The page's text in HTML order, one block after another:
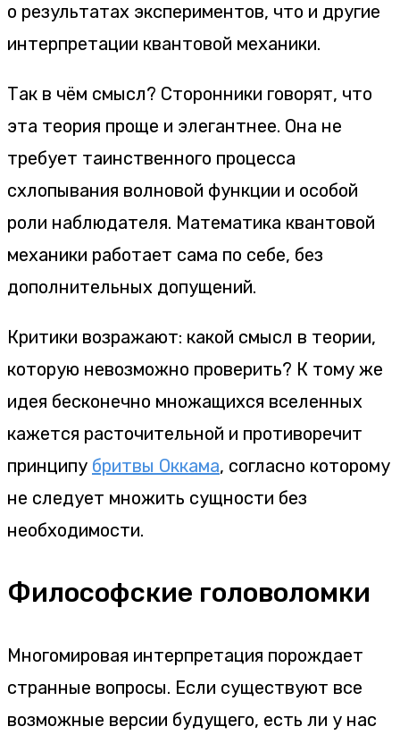
о результатах экспериментов, что и другие
интерпретации квантовой механики.
Так в чём смысл? Сторонники говорят, что
эта теория проще и элегантнее. Она не
требует таинственного процесса
схлопывания волновой функции и особой
роли наблюдателя. Математика квантовой
механики работает сама по себе, без
дополнительных допущений.
Критики возражают: какой смысл в теории,
которую невозможно проверить? К тому же
идея бесконечно множащихся вселенных
кажется расточительной и противоречит
принципу бритвы Оккама, согласно которому
не следует множить сущности без
необходимости.
Философские головоломки
Многомировая интерпретация порождает
странные вопросы. Если существуют все
возможные версии будущего, есть ли у нас